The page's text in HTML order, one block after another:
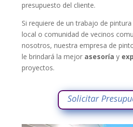
presupuesto del cliente.
Si requiere de un trabajo de
local o comunidad de vecinos
nosotros, nuestra empresa de
le brindará la mejor asesoría y
proyectos.
Solicitar